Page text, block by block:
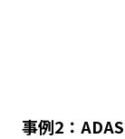
事例2：